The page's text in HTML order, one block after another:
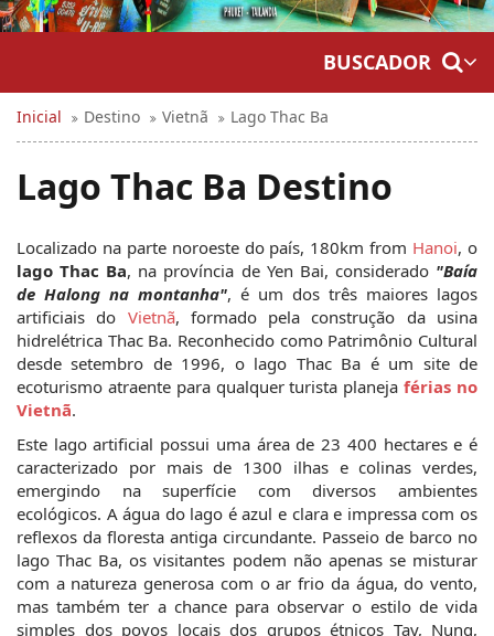
BUSCADOR
Inicial Destino Vietnã Lago Thac Ba
Lago Thac Ba Destino
Localizado na parte noroeste do país, 180km from Hanoi
lago Thac Ba, na província de Yen Bai, considerado "Baía
de Halong na montanha", é um dos três maiores lagos
artificiais do Vietnã, formado pela construção da usina
hidrelétrica Thac Ba. Reconhecido como Patrimônio Cultural
desde setembro de 1996, o lago Thac Ba é um site de
ecoturismo atraente para qualquer turista planeja férias no
Vietnã.
Este lago artificial possui uma área de 23 400 hectares e é
caracterizado por mais de 1300 ilhas e colinas verdes,
emergindo na superfície com diversos ambientes
ecológicos. A água do lago é azul e clara e impressa com os
reflexos da floresta antiga circundante. Passeio de barco no
lago Thac Ba, os visitantes podem não apenas se misturar
com a natureza generosa com o ar frio da água, do vento,
mas também ter a chance para observar o estilo de vida
simples dos povos locais dos grupos étnicos Tay, Nung,